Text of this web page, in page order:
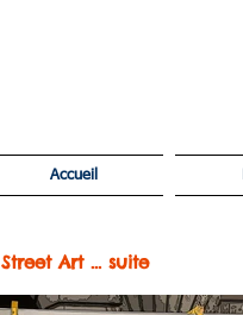
Street Art ... suite
Accueil